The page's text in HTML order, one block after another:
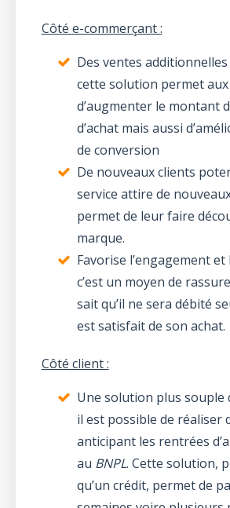
Côté e-commerçant :
Des ventes
cette solution permet
d’augmenter le montant
d’achat mais aussi
de conversion
De nouveaux clients
service attire de
permet de leur faire
marque.
Favorise l’engagement et
c’est un moyen de
sait qu’il ne sera débité
est satisfait de son achat.
Côté client :
Une solution plus souple
il est possible de réaliser
anticipant les rentrées
au BNPL. Cette solution,
qu’un crédit, permet de